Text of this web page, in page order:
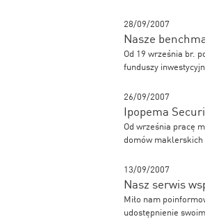
28/09/2007
Nasze
Od 19 września br.
funduszy
26/09/2007
Ipopema
Od września pracę
domów maklerskich
13/09/2007
Nasz serwis
Miło nam
udostępnienie